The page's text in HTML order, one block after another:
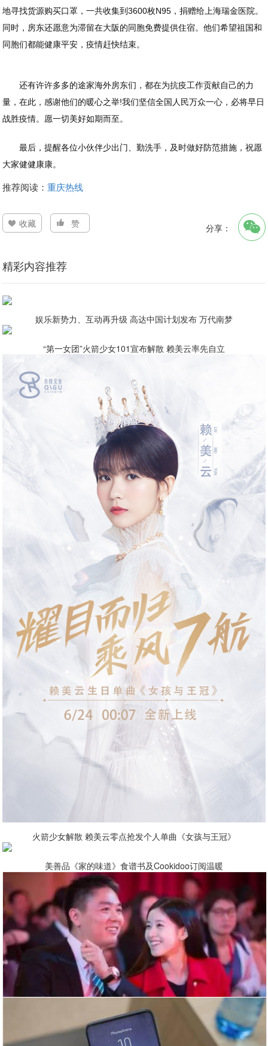
地寻找货源购买口罩，一共收集到3600枚N95，捐赠给上海瑞金医院。
同时，房东还愿意为滞留在大阪的同胞免费提供住宿。他们希望祖国和
同胞们都能健康平安，疫情赶快结束。
还有许许多多的途家海外房东们，都在为抗疫工作贡献自己的力
量，在此，感谢他们的暖心之举!我们坚信全国人民万众一心，必将早日
战胜疫情。愿一切美好如期而至。
最后，提醒各位小伙伴少出门、勤洗手，及时做好防范措施，祝愿
大家健健康康。
推荐阅读：重庆热线
收藏 赞 分享：
精彩内容推荐
娱乐新势力、互动再升级 高达中国计划发布 万代南梦
“第一女团”火箭少女101宣布解散 赖美云率先自立
火箭少女解散 赖美云零点抢发个人单曲《女孩与王冠》
美善品《家的味道》食谱书及Cookidoo订阅温暖